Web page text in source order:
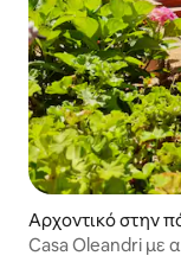
Αρχοντικό στην
Casa Oleandri με